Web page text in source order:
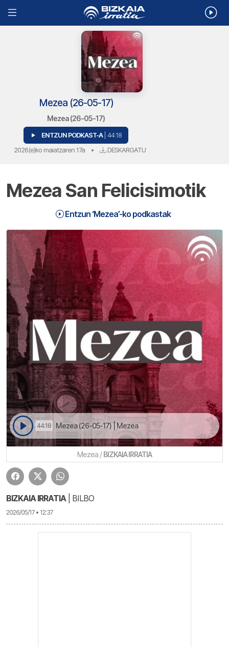
Mezea (26-05-17)
Mezea (26-05-17)
ENTZUN PODKAST-A | 44:18
2026(e)ko maiatzaren 17a • DESKARGATU
Mezea San Felicisimotik
Entzun ‘Mezea’-ko podkastak
44:18 Mezea (26-05-17) | Mezea
Mezea /BIZKAIA IRRATIA
BIZKAIA IRRATIA| BILBO
2026/05/17 • 12:37